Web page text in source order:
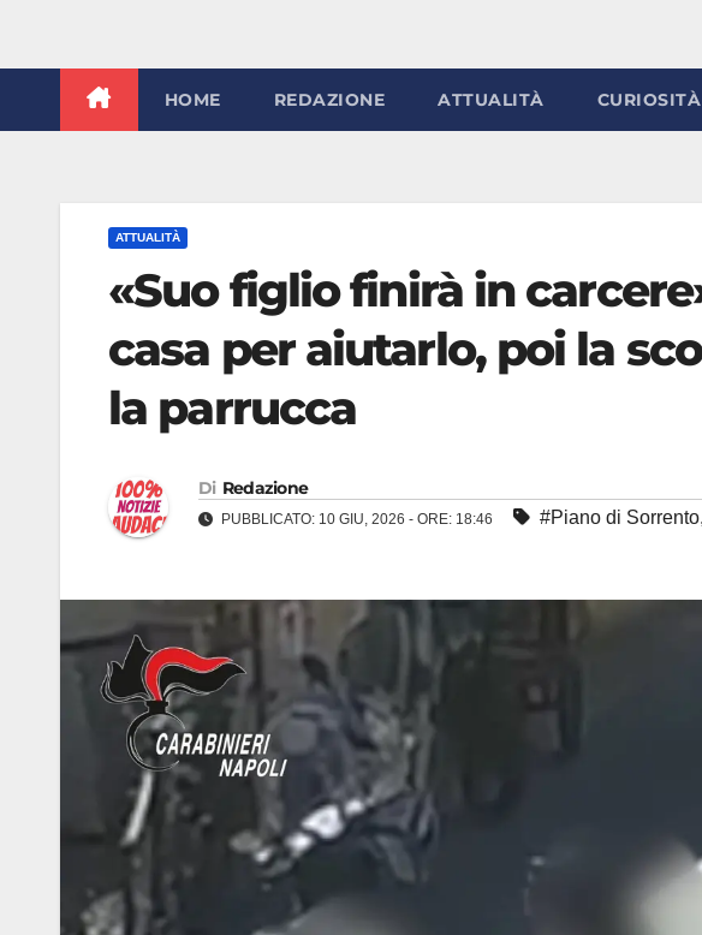
HOME REDAZIONE ATTUALITÀ CURIOSITÀ
ATTUALITÀ
«Suo figlio finirà in
casa per aiutarlo, poi la
la parrucca
Di Redazione
PUBBLICATO: 10 GIU, 2026 - ORE: 18:46 #Piano di Sorrento,